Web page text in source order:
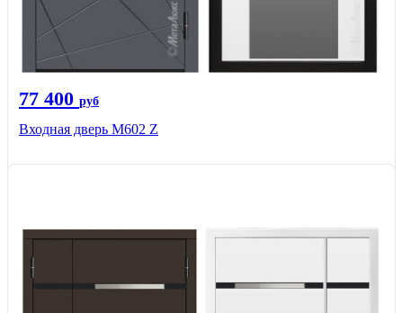
77 400 руб
Входная дверь М602 Z